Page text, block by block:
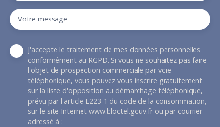
Votre message
J'accepte le traitement de mes données personnelles
conformément au RGPD. Si vous ne souhaitez pas faire
l'objet de prospection commerciale par voie
téléphonique, vous pouvez vous inscrire gratuitement
sur la liste d'opposition au démarchage téléphonique,
prévu par l'article L223-1 du code de la consommation,
sur le site Internet www.bloctel.gouv.fr ou par courrier
adressé à :